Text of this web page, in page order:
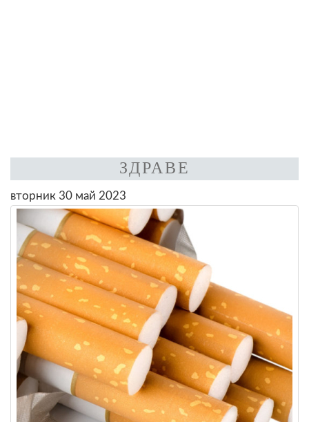
ЗДРАВЕ
вторник 30 май 2023